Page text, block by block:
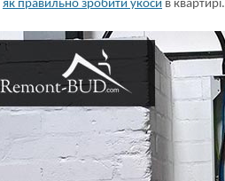
як правильно зробити укоси в квартирі.